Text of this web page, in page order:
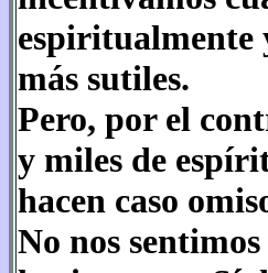
espiritualmente
más sutiles.
Pero, por el
y miles de
hacen caso
No nos